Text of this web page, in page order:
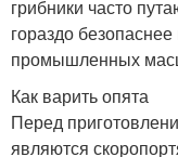
грибники часто
гораздо
промышленных
Как варить опята
Перед
являются